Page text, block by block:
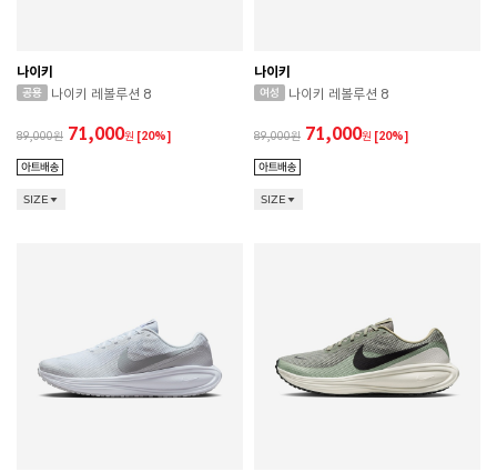
나이키
나이키 레볼루션 8
89,000 71,000원 [20%]
SIZE
나이키
나이키 레볼루션 8
89,000 71,000원 [20%]
SIZE